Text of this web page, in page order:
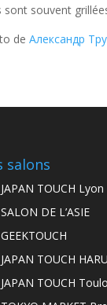
sont souvent
de Александр
salons
JAPAN TOUCH Lyon
SALON DE L’ASIE
GEEKTOUCH
JAPAN TOUCH HARU
JAPAN TOUCH